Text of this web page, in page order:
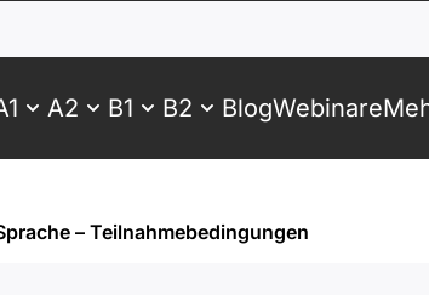
A2 B1 B2 BlogWebinare
– Teilnahmebedingungen